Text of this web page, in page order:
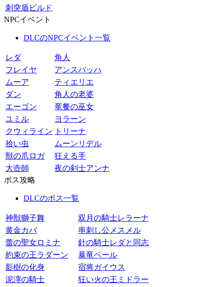
刺突盾ビルド
NPCイベント
DLCのNPCイベント一覧
レダ
角人
フレイヤ
アンスバッハ
ムーア
ティエリエ
ダン
角人の老婆
エーゴン
竜餐の巫女
ユミル
ヨラーン
クウィライン
トリーナ
拾い虫
ムーンリデル
獣の爪ロガ
狂える手
大壺師
夜の剣士アンナ
ボス攻略
DLCのボス一覧
神獣獅子舞
双月の騎士レラーナ
黄金カバ
串刺し公メスメル
蕾の聖女ロミナ
針の騎士レダと同志
約束の王ラダーン
暴竜ベール
影樹の化身
宿将ガイウス
泥濘の騎士
狂い火の王ミドラー